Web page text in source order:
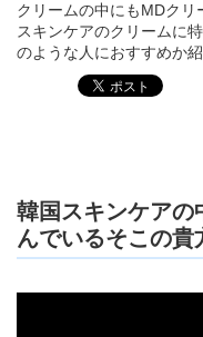
クリームの中にもMDク
スキンケアのクリームに
のような人におすすめか
韓国スキンケアの
んでいるそこの貴